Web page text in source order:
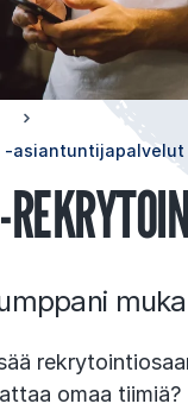
-asiantuntijapalvelut
omaa